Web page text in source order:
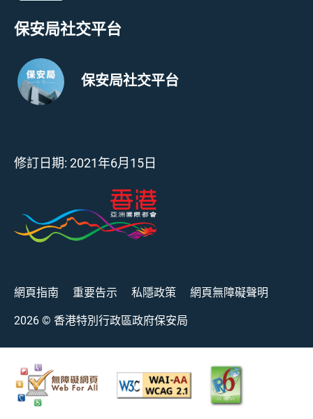
保安局社交平台
保安局社交平台
修訂日期:2021年6月15日
網頁指南 重要告示 私隱政策 網頁無障礙聲明
2026 © 香港特別行政區政府保安局